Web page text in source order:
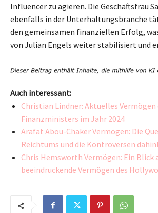
Influencer zu agieren. Die Geschäftsfrau
ebenfalls in der Unterhaltungsbranche
den gemeinsamen finanziellen Erfolg,
von Julian Engels weiter stabilisiert und
Auch interessant:
Christian Lindner: Aktuelles Vermögen
Finanzministers im Jahr 2024
Arafat Abou-Chaker Vermögen: Die
Reichtums und die Kontroversen
Chris Hemsworth Vermögen: Ein Blick
beeindruckende Vermögen des